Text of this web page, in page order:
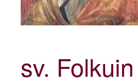
sv. Folkuin